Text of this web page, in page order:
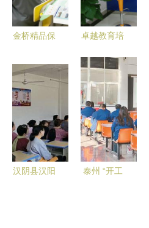
金桥精品保
桥学子的一
天
卓越教育培
翔路店) 专
业教育咨询
与培训服
务，助力学
业辉煌
汉阴县汉阳
泰州 “开工